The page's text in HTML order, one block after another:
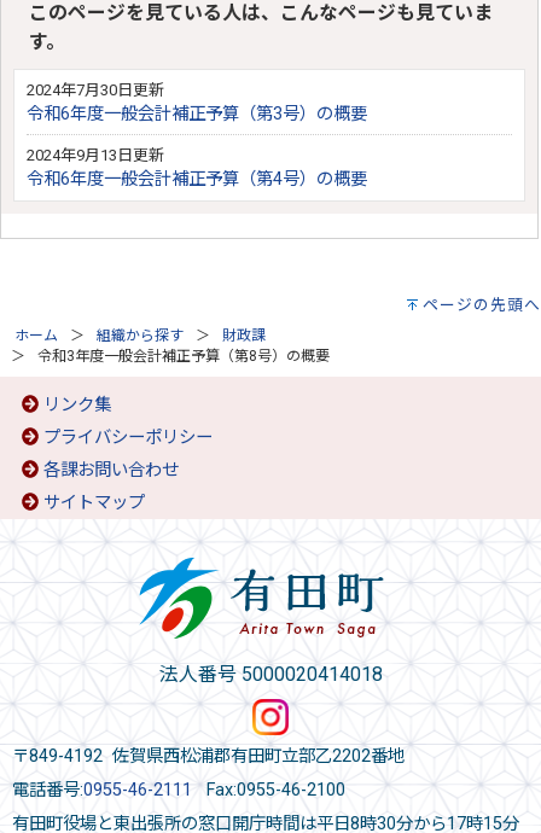
このページを見ている人は、こんなページも見ていま
す。
2024年7月30日更新
令和6年度一般会計補正予算（第3号）の概要
2024年9月13日更新
令和6年度一般会計補正予算（第4号）の概要
ページの先頭へ
ホーム 組織から探す
財政課
令和3年度一般会計補正予算（第8号）の概要
リンク集
プライバシーポリシー
各課お問い合わせ
サイトマップ
法人番号 5000020414018
〒849-4192 佐賀県西松浦郡有田町立部乙2202番地
電話番号:0955-46-2111 Fax:0955-46-2100
有田町役場と東出張所の窓口開庁時間は平日8時30分から17時15分